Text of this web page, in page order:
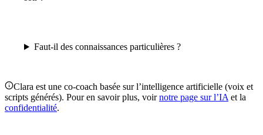
Faut-il des connaissances particulières ?
Clara est une co-coach basée sur l’intelligence artificielle (voix et
scripts générés). Pour en savoir plus, voirnotre page sur l’IA et la
confidentialité.